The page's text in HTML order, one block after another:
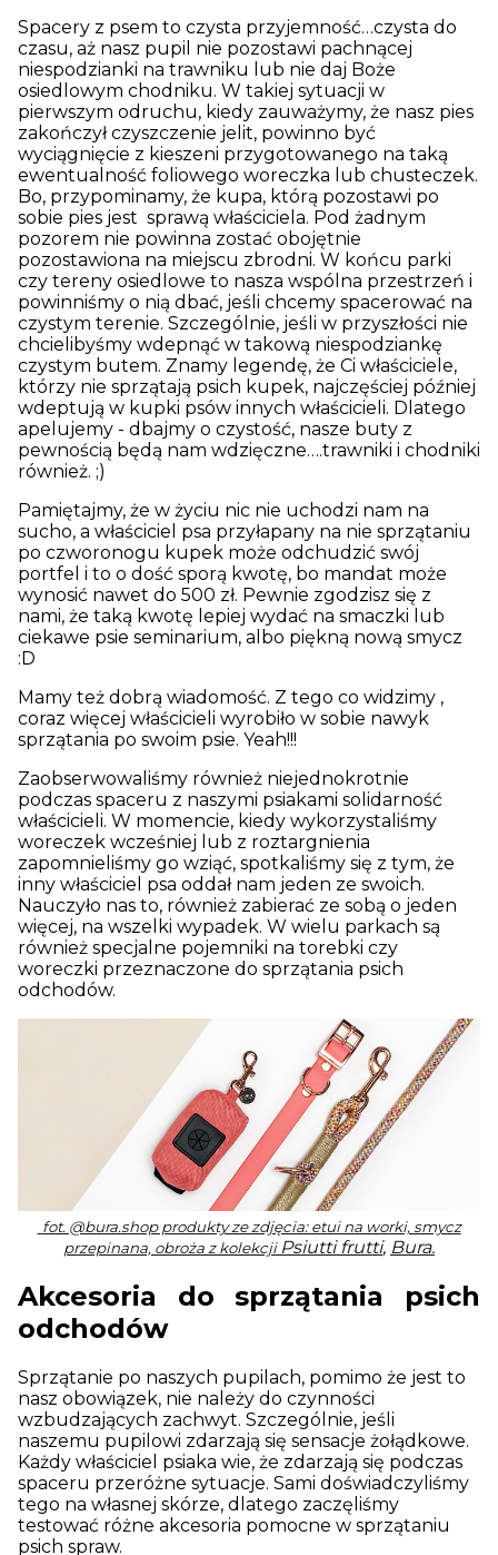
Spacery z psem to czysta przyjemność…czysta do
czasu, aż nasz pupil nie pozostawi pachnącej
niespodzianki na trawniku lub nie daj Boże
osiedlowym chodniku. W takiej sytuacji w
pierwszym odruchu, kiedy zauważymy, że nasz pies
zakończył czyszczenie jelit, powinno być
wyciągnięcie z kieszeni przygotowanego na taką
ewentualność foliowego woreczka lub chusteczek.
Bo, przypominamy, że kupa, którą pozostawi po
sobie pies jest sprawą właściciela. Pod żadnym
pozorem nie powinna zostać obojętnie
pozostawiona na miejscu zbrodni. W końcu parki
czy tereny osiedlowe to nasza wspólna przestrzeń i
powinniśmy o nią dbać, jeśli chcemy spacerować na
czystym terenie. Szczególnie, jeśli w przyszłości nie
chcielibyśmy wdepnąć w takową niespodziankę
czystym butem. Znamy legendę, że Ci właściciele,
którzy nie sprzątają psich kupek, najczęściej później
wdeptują w kupki psów innych właścicieli. Dlatego
apelujemy - dbajmy o czystość, nasze buty z
pewnością będą nam wdzięczne….trawniki i chodniki
również. ;)
Pamiętajmy, że w życiu nic nie uchodzi nam na
sucho, a właściciel psa przyłapany na nie sprzątaniu
po czworonogu kupek może odchudzić swój
portfel i to o dość sporą kwotę, bo mandat może
wynosić nawet do 500 zł. Pewnie zgodzisz się z
nami, że taką kwotę lepiej wydać na smaczki lub
ciekawe psie seminarium, albo piękną nową smycz
:D
Mamy też dobrą wiadomość. Z tego co widzimy ,
coraz więcej właścicieli wyrobiło w sobie nawyk
sprzątania po swoim psie. Yeah!!!
Zaobserwowaliśmy również niejednokrotnie
podczas spaceru z naszymi psiakami solidarność
właścicieli. W momencie, kiedy wykorzystaliśmy
woreczek wcześniej lub z roztargnienia
zapomnieliśmy go wziąć, spotkaliśmy się z tym, że
inny właściciel psa oddał nam jeden ze swoich.
Nauczyło nas to, również zabierać ze sobą o jeden
więcej, na wszelki wypadek. W wielu parkach są
również specjalne pojemniki na torebki czy
woreczki przeznaczone do sprzątania psich
odchodów.
fot. @bura.shop produkty ze zdjęcia: etui na worki, smycz
przepinana, obroża z kolekcji Psiutti frutti, Bura.
Akcesoria do sprzątania psich
odchodów
Sprzątanie po naszych pupilach, pomimo że jest to
nasz obowiązek, nie należy do czynności
wzbudzających zachwyt. Szczególnie, jeśli
naszemu pupilowi zdarzają się sensacje żołądkowe.
Każdy właściciel psiaka wie, że zdarzają się podczas
spaceru przeróżne sytuacje. Sami doświadczyliśmy
tego na własnej skórze, dlatego zaczęliśmy
testować różne akcesoria pomocne w sprzątaniu
psich spraw.